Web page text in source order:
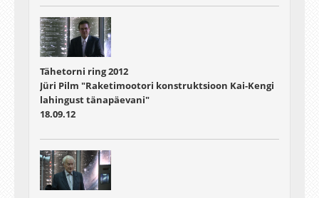
Tähetorni ring 2012
Jüri Pilm "Raketimootori konstruktsioon Kai-Kengi
lahingust tänapäevani"
18.09.12